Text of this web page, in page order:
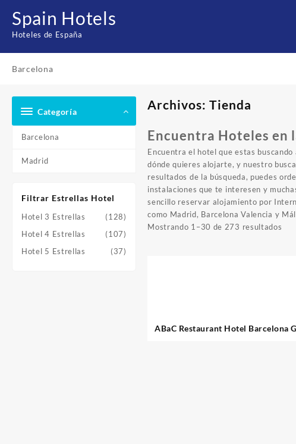
contenido
Spain Hotels
Hoteles de España
Barcelona
Categoría
Barcelona
Madrid
Filtrar Estrellas Hotel
Hotel 3 Estrellas
(128)
Hotel 4 Estrellas
(107)
Hotel 5 Estrellas
(37)
Archivos:Tienda
Encuentra Hoteles en
Encuentra el hotel que estas
dónde quieres alojarte, y nuestro
resultados de la búsqueda, puedes
instalaciones que te interesen y
sencillo reservar alojamiento por
como Madrid, Barcelona Valencia y
Mostrando 1–30 de 273 resultados
ABaC Restaurant Hotel Barcelona